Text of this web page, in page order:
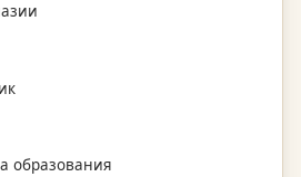
образования